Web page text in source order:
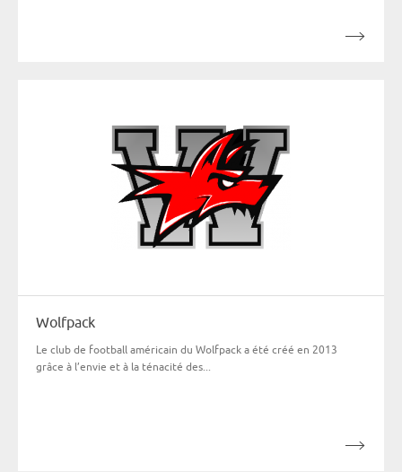
Wolfpack
Le club de football américain du Wolfpack a été créé en 2013
grâce à l’envie et à la ténacité des...